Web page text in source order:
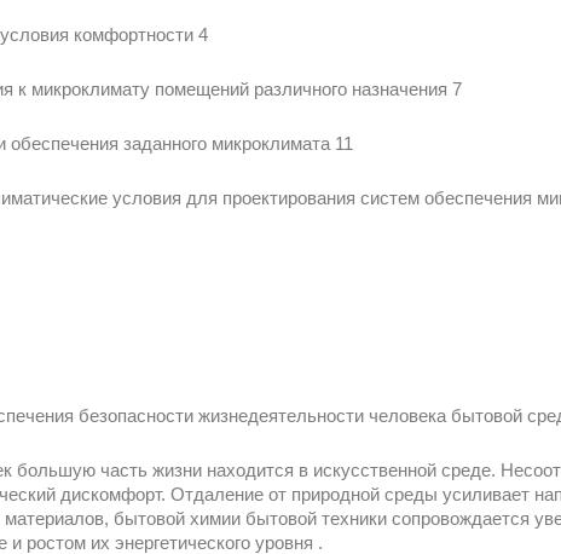
комфортности 4
к микроклимату помещений различного назначения 7
заданного микроклимата 11
условия для проектирования систем обеспечения
безопасности жизнедеятельности человека бытовой
большую часть жизни находится в искусственной среде.
дискомфорт. Отдаление от природной среды усиливает
бытовой химии бытовой техники сопровождается
ростом их энергетического уровня .